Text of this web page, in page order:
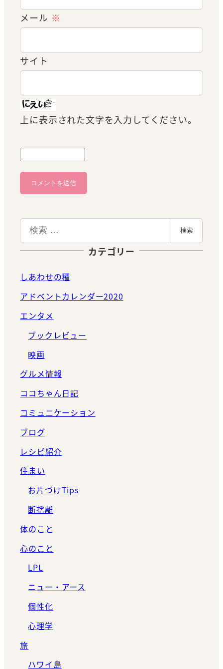
メール ※
サイト
上に表示された文字を入力してください。
索
検索
カテゴリー
しあわせの種
アドベントカレンダー2020
エンタメ
ブックレビュー
映画
グルメ情報
ココちゃん日記
コミュニケーション
ブログ
レシピ紹介
住まい
お片づけTips
断捨離
体のこと
心のこと
LPL
ニュー・アース
個性化
心理学
旅
ハワイ島